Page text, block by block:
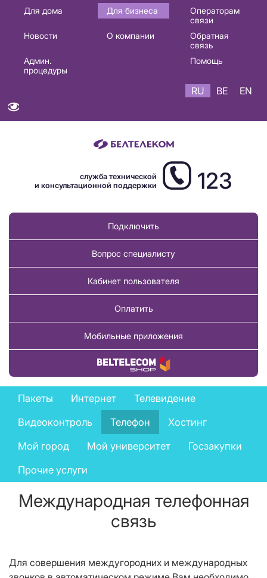
Основная
навигация
Для дома Для бизнеса
Операторам
связи
Новости
О компании
Обратная
связь
Админ.
процедуры
Помощь
RU BE EN
служба технической
и консультационной поддержки
123
Подключить
Вопрос специалисту
Кабинет пользователя
Оплатить
Мобильные приложения
Купить товар
Business
services
menu
Пакеты Интернет
Телевидение
Видеоконтроль
Телефон
Хостинг
Мой город
Мой университет
Госзакупки
Прочие услуги
Международная телефонная
связь
Для совершения междугородних и международных